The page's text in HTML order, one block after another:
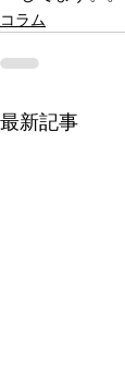
コラム
最新記事